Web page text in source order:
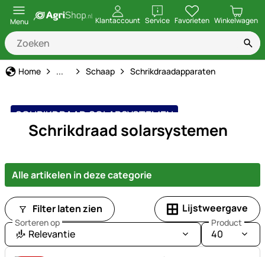
Menu Klantaccount ServiceopenenFavorieten Winkelwagen
Home Dier soort
... Schaap Schrikdraadapparaten
SCHRIKDRAAD SOLARSYSTEMEN
Schrikdraad solarsystemen
Alle artikelen in deze categorie
Filter laten zien Lijstweergave
Sorteren op
Relevantie
Product
40